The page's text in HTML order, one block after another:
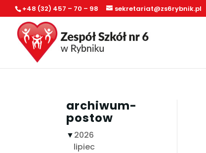
+48 (32) 457 – 70 – 98 sekretariat@zs6rybnik.pl
archiwum-
postow
▼2026
lipiec